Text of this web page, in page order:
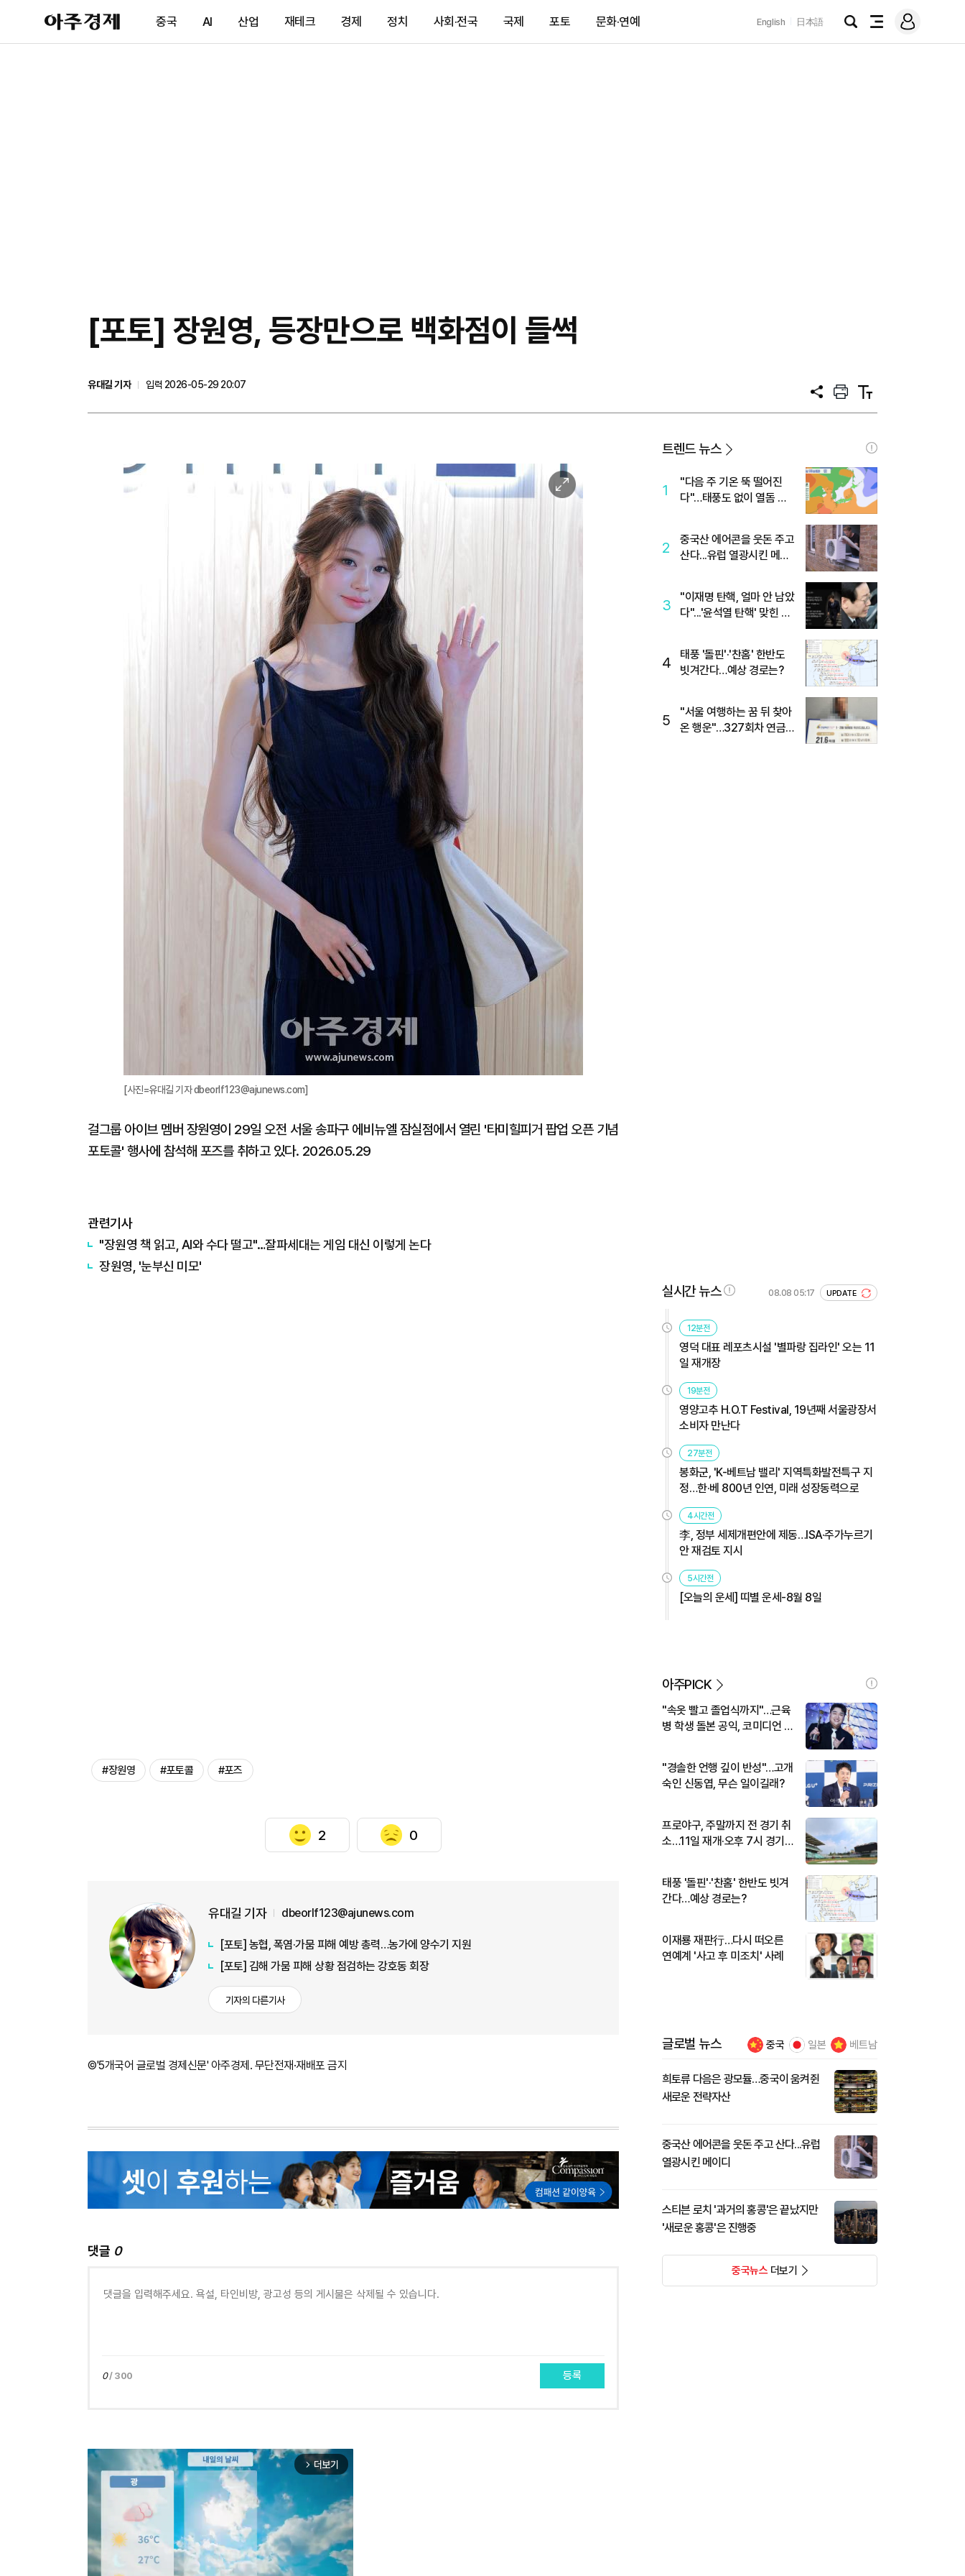
아
주
제
중국 AI 산업 재테크 경제 정치 사회·전국 국제 포토 문화·연예 English 日本語
검
전
메
그
[포토] 장원영, 등장만으로 백화점이 들썩
유대길 기자
입력 2026-05-29 20:07
공
프
트
텍
트
이
미
[사진=유대길 기자 dbeorlf123@ajunews.com]
걸그룹 아이브 멤버 장원영이 29일 오전 서울 송파구 에비뉴엘 잠실점에서 열린 '타미힐피거 팝업 오픈 기념
포토콜' 행사에 참석해 포즈를 취하고 있다. 2026.05.29
관련기사
"장원영 책 읽고, AI와 수다 떨고"…잘파세대는 게임 대신 이렇게 논다
장원영, '눈부신 미모'
#장원영 #포토콜 #포즈
2 0
유대길 기자 dbeorlf123@ajunews.com
[포토] 농협, 폭염·가뭄 피해 예방 총력…농가에 양수기 지원
[포토] 김해 가뭄 피해 상황 점검하는 강호동 회장
기자의 다른기사
©'5개국어 글로벌 경제신문' 아주경제. 무단전재·재배포 금지
댓글 0
0/ 300 등록
arrow_forward_ios 더보기
트렌드 뉴스
1
"다음 주 기온 뚝 떨어진
다"…태풍도 없이 열돔 박
2
중국산 에어콘을 웃돈 주고
산다...유럽 열광시킨 메이
3
"이재명 탄핵, 얼마 안 남았
다"...'윤석열 탄핵' 맞힌 무
4
태풍 '돌핀'·'찬홈' 한반도
빗겨간다…예상 경로는?
5
"서울 여행하는 꿈 뒤 찾아
온 행운"…327회차 연금
실시간 뉴스 08.08 05:17 UPDATE
12분전
영덕 대표 레포츠시설 '별파랑 집라인' 오는 11
일 재개장
19분전
영양고추 H.O.T Festival, 19년째 서울광장서
소비자 만난다
27분전
봉화군, 'K-베트남 밸리' 지역특화발전특구 지
정…한·베 800년 인연, 미래 성장동력으로
4시간전
李, 정부 세제개편안에 제동…ISA·주가누르기
안 재검토 지시
5시간전
[오늘의 운세] 띠별 운세-8월 8일
아주PICK
"속옷 빨고 졸업식까지"…근육
병 학생 돌본 공익, 코미디언 김
"경솔한 언행 깊이 반성"…고개
숙인 신동엽, 무슨 일이길래?
프로야구, 주말까지 전 경기 취
소…11일 재개·오후 7시 경기
태풍 '돌핀'·'찬홈' 한반도 빗겨
간다…예상 경로는?
이재룡 재판行…다시 떠오른
연예계 '사고 후 미조치' 사례
글로벌 뉴스 중국 일본 베트남
희토류 다음은 광모듈…중국이 움켜쥔
새로운 전략자산
중국산 에어콘을 웃돈 주고 산다...유럽
열광시킨 메이디
스티븐 로치 '과거의 홍콩'은 끝났지만
'새로운 홍콩'은 진행중
중국뉴스더보기